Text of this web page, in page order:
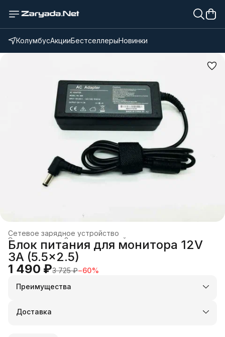
КолумбусАкцииБестселлерыНовинки
Сетевое зарядное устройство
Зарядные устройства и док-станции ›
Электроника
Главная ›
Блок питания для монитора 12V
3A (5.5x2.5)
1 490 ₽3 725 ₽−60%
Преимущества
Оплата частями в Сплит
Удобный возврат
Доставка